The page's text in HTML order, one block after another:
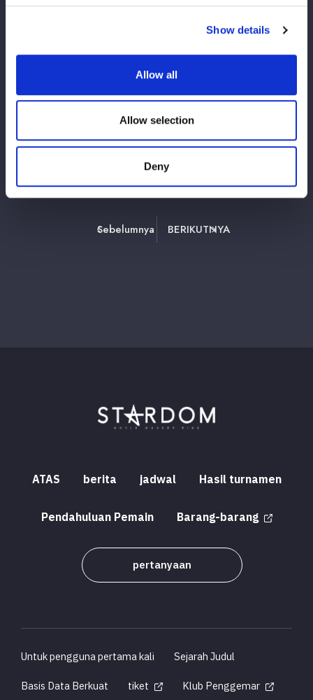
Show details
Allow all
Allow selection
Deny
【来場者特典配布】5★STAR GP特製冊子
2026/07/17 Info
「スターダム ファンコンテンツガイドライ
3
Sebelumnya BERIKUTNYA
ATAS berita jadwal Hasil turnamen
Pendahuluan Pemain Barang-barang
pertanyaan
Untuk pengguna pertama kali
Sejarah Judul
Basis Data Berkuat
tiket Klub Penggemar